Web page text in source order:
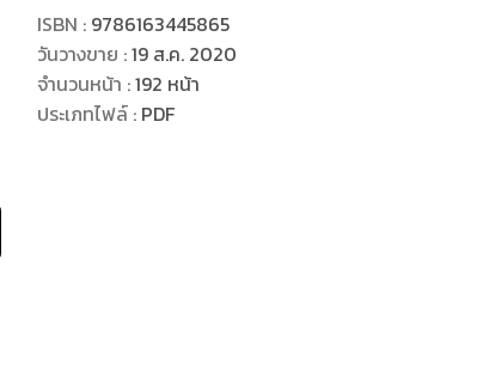
ISBN : 9786163445865
วันวางขาย :19 ส.ค. 2020
จำนวนหน้า :192 หน้า
ประเภทไฟล์: PDF